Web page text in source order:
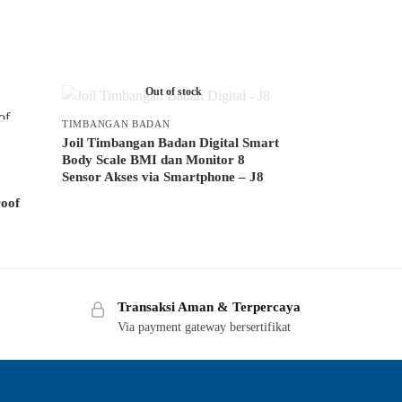
Out of stock
TIMBANGAN BADAN
Joil Timbangan Badan Digital Smart
Body Scale BMI dan Monitor 8
Sensor Akses via Smartphone – J8
Transaksi Aman & Terpercaya
Via payment gateway bersertifikat